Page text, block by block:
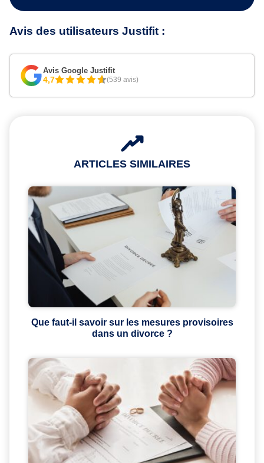
Avis des utilisateurs Justifit :
Avis Google Justifit
4,7 (539 avis)
ARTICLES SIMILAIRES
Que faut-il savoir sur les mesures provisoires
dans un divorce ?